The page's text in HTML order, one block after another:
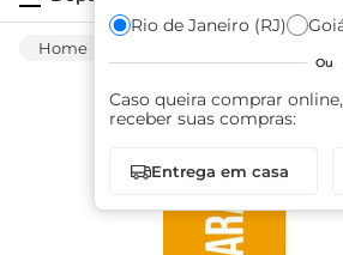
Rio de Janeiro (RJ)
Ou
Caso queira comprar
receber suas compras:
Entrega em casa